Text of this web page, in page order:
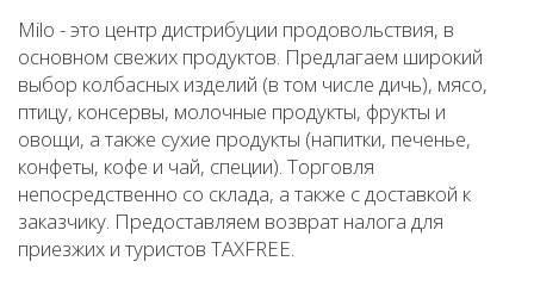
Milo - это центр дистрибуции продовольствия, в
основном свежих продуктов. Предлагаем широкий
выбор колбасных изделий (в том числе дичь), мясо,
птицу, консервы, молочные продукты, фрукты и
овощи, а также сухие продукты (напитки, печенье,
конфеты, кофе и чай, специи). Торговля
непосредственно со склада, а также с доставкой к
заказчику. Предоставляем возврат налога для
приезжих и туристов TAXFREE.